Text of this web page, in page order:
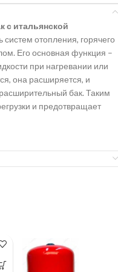
с итальянской
отопления, горячего
Его основная функция –
при нагревании или
она расширяется, и
бак. Таким
и предотвращает